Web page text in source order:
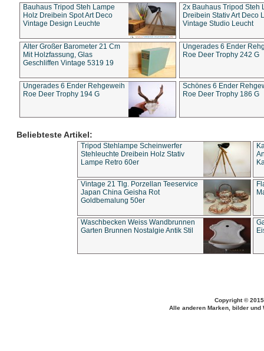
Bauhaus Tripod Steh Lampe
Holz Dreibein Spot Art Deco
Vintage Design Leuchte
2x Bauhaus Tripod Steh
Dreibein Stativ Art Deco
Vintage Studio Leucht
Alter Großer Barometer 21 Cm
Mit Holzfassung, Glas
Geschliffen Vintage 5319 19
Ungerades 6 Ender
Roe Deer Trophy 242 G
Ungerades 6 Ender Rehgeweih
Roe Deer Trophy 194 G
Schönes 6 Ender
Roe Deer Trophy 186 G
Beliebteste Artikel:
Tripod Stehlampe Scheinwerfer
Stehleuchte Dreibein Holz Stativ
Lampe Retro 60er
Vintage 21 Tlg. Porzellan Teeservice
Japan China Geisha Rot
Goldbemalung 50er
Waschbecken Weiss Wandbrunnen
Garten Brunnen Nostalgie Antik Stil
Copyright ©
Alle anderen Marken, bilder und